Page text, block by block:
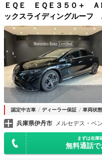
ＥＱＥ ＥＱＥ３５０＋ Ａ
ックスライディングルー
ナジャイジングパッケージ
認定中古車 ディーラー保証 車両状
兵庫県伊丹市 メルセデス・ベ
まずは在庫
無料通話